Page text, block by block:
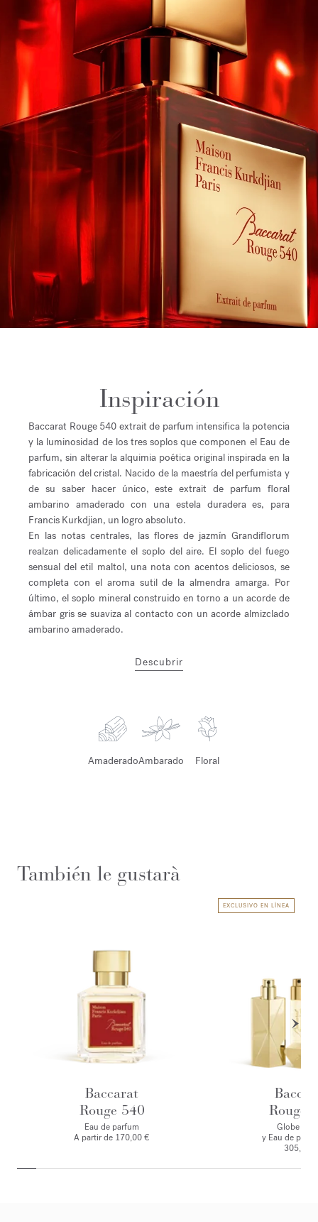
Inspiración
Baccarat Rouge 540 extrait de parfum intensifica la potencia
y la luminosidad de los tres soplos que componen el Eau de
parfum, sin alterar la alquimia poética original inspirada en la
fabricación del cristal. Nacido de la maestría del perfumista y
de su saber hacer único, este extrait de parfum floral
ambarino amaderado con una estela duradera es, para
Francis Kurkdjian, un logro absoluto.
En las notas centrales, las flores de jazmín Grandiflorum
realzan delicadamente el soplo del aire. El soplo del fuego
sensual del etil maltol, una nota con acentos deliciosos, se
completa con el aroma sutil de la almendra amarga. Por
último, el soplo mineral construido en torno a un acorde de
ámbar gris se suaviza al contacto con un acorde almizclado
ambarino amaderado.
Descubrir
AmaderadoAmbarado Floral
También le gustarà
Baccarat
Rouge 540
Eau de parfum
A partir de 170,00 €
EXCLUSIVO EN LÍNEA
Rouge
Globe
y Eau de
305,00 €